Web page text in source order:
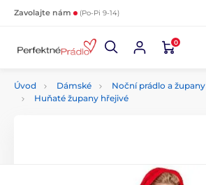
Zavolajte nám (Po-Pi 9-14)
0
Úvod Dámské Noční prádlo a župany
Huňaté župany hřejivé